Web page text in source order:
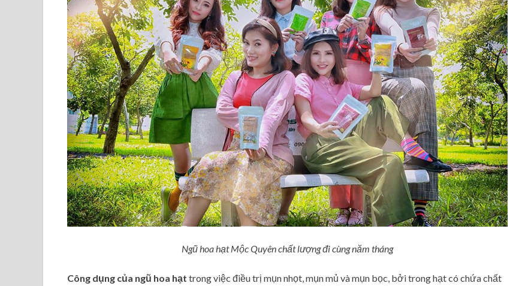
Ngũ hoa hạt Mộc Quyên chất lượng đi cùng năm tháng
Công dụng của ngũ hoa hạt trong việc điều trị mụn nhọt, mụn mủ và mụn bọc, bởi trong hạt có chứa chất